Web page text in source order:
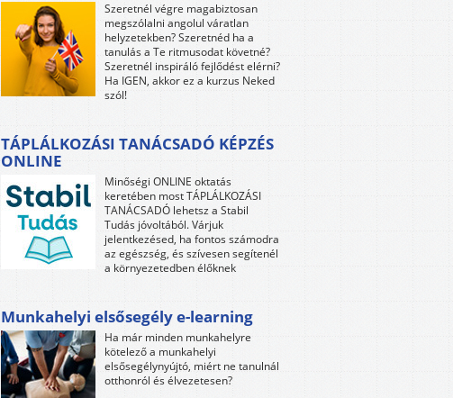
Szeretnél végre magabiztosan
megszólalni angolul váratlan
helyzetekben? Szeretnéd ha a
tanulás a Te ritmusodat követné?
Szeretnél inspiráló fejlődést elérni?
Ha IGEN, akkor ez a kurzus Neked
szól!
TÁPLÁLKOZÁSI TANÁCSADÓ KÉPZÉS
ONLINE
Minőségi ONLINE oktatás
keretében most TÁPLÁLKOZÁSI
TANÁCSADÓ lehetsz a Stabil
Tudás jóvoltából. Várjuk
jelentkezésed, ha fontos számodra
az egészség, és szívesen segítenél
a környezetedben élőknek
Munkahelyi elsősegély e-learning
Ha már minden munkahelyre
kötelező a munkahelyi
elsősegélynyújtó, miért ne tanulnál
otthonról és élvezetesen?